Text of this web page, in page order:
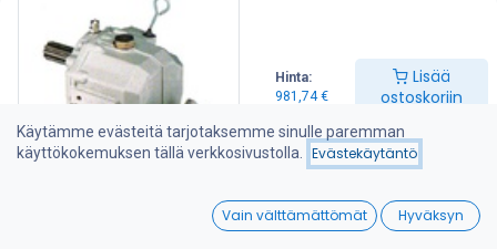
Hinta:
981,74€
Lisää
ostoskoriin
Wishlist
Twin Disc Technodrive TMC 40
merivaihde – välitys 2.00:1, sn.
4103026
TWIN DISC Technodrive merivaihteet valmistetaan amerikkalaisen
Twin Disc Technodrive S.R.L. tehtaalla Italiassa. Tehdas on
erilaisiin teollisuuskytkimiin ja vaihteisiin joita tehdas toimittaa
moniin Euroopan ja Amerikan maihin. Lisää tietoa tehtaasta
Käytämme evästeitä tarjotaksemme sinulle paremman
käyttökokemuksen tällä verkkosivustolla.
Evästekäytäntö
Vain välttämättömät Hyväksyn